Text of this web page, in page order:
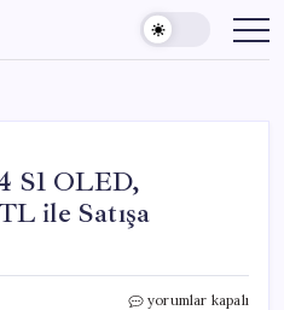
S1 OLED,
ile Satışa
Medion
yorumlar kapalı